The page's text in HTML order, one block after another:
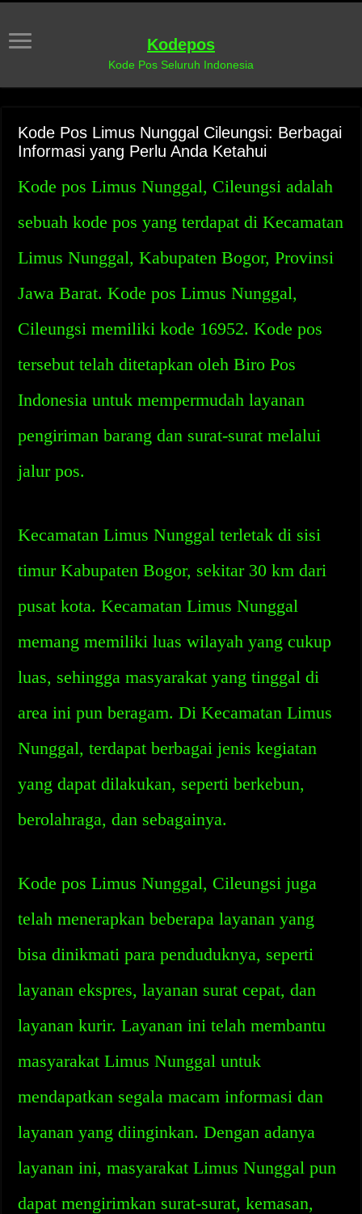
Kodepos
Kode Pos Seluruh Indonesia
Kode Pos Limus Nunggal Cileungsi: Berbagai
Informasi yang Perlu Anda Ketahui
Kode pos Limus Nunggal, Cileungsi adalah
sebuah kode pos yang terdapat di Kecamatan
Limus Nunggal, Kabupaten Bogor, Provinsi
Jawa Barat. Kode pos Limus Nunggal,
Cileungsi memiliki kode 16952. Kode pos
tersebut telah ditetapkan oleh Biro Pos
Indonesia untuk mempermudah layanan
pengiriman barang dan surat-surat melalui
jalur pos.
Kecamatan Limus Nunggal terletak di sisi
timur Kabupaten Bogor, sekitar 30 km dari
pusat kota. Kecamatan Limus Nunggal
memang memiliki luas wilayah yang cukup
luas, sehingga masyarakat yang tinggal di
area ini pun beragam. Di Kecamatan Limus
Nunggal, terdapat berbagai jenis kegiatan
yang dapat dilakukan, seperti berkebun,
berolahraga, dan sebagainya.
Kode pos Limus Nunggal, Cileungsi juga
telah menerapkan beberapa layanan yang
bisa dinikmati para penduduknya, seperti
layanan ekspres, layanan surat cepat, dan
layanan kurir. Layanan ini telah membantu
masyarakat Limus Nunggal untuk
mendapatkan segala macam informasi dan
layanan yang diinginkan. Dengan adanya
layanan ini, masyarakat Limus Nunggal pun
dapat mengirimkan surat-surat, kemasan,